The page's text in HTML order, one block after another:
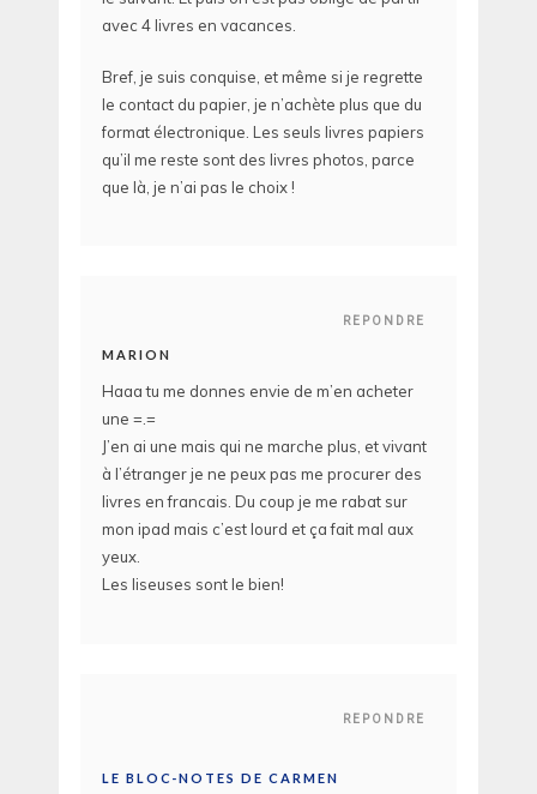
avec 4 livres en vacances.
Bref, je suis conquise, et même si je regrette
le contact du papier, je n’achète plus que du
format électronique. Les seuls livres papiers
qu’il me reste sont des livres photos, parce
que là, je n’ai pas le choix !
REPONDRE
MARION
Haaa tu me donnes envie de m’en acheter
une =.=
J’en ai une mais qui ne marche plus, et vivant
à l’étranger je ne peux pas me procurer des
livres en francais. Du coup je me rabat sur
mon ipad mais c’est lourd et ça fait mal aux
yeux.
Les liseuses sont le bien!
REPONDRE
LE BLOC-NOTES DE CARMEN